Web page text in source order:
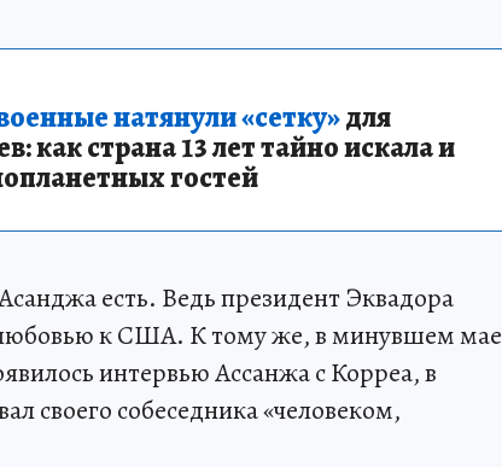
натянули «сетку»для
как страна 13 лет тайно искала и
гостей
есть. Ведь президент Эквадора
к США. К тому же, в минувшем мае
интервью Ассанжа с Корреа, в
своего собеседника «человеком,